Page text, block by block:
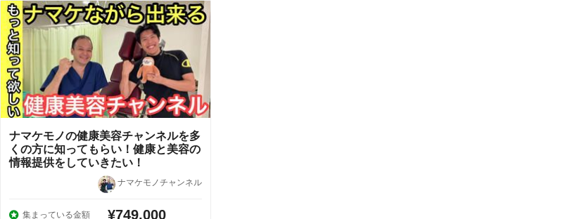
ナマケモノの健康美容チャンネルを多
くの方に知ってもらい！健康と美容の
情報提供をしていきたい！
ナマケモノチャンネル
集まっている金額 ¥749,000